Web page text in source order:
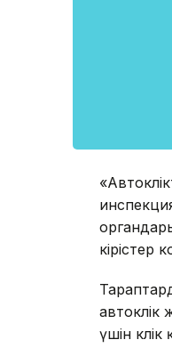
кірістер
үшін